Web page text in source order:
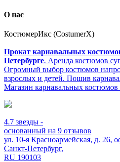
О нас
КостюмерИкс (CostumerX)
Прокат карнавальных
Петербурге. Аренда костюмов
Огромный выбор костюмов
взрослых и детей. Пошив
Магазин карнавальных
4.7 звезды -
основанный на 9 отзывов
ул. 10-я Красноармейская, д. 26,
Санкт-Петербург,
RU 190103